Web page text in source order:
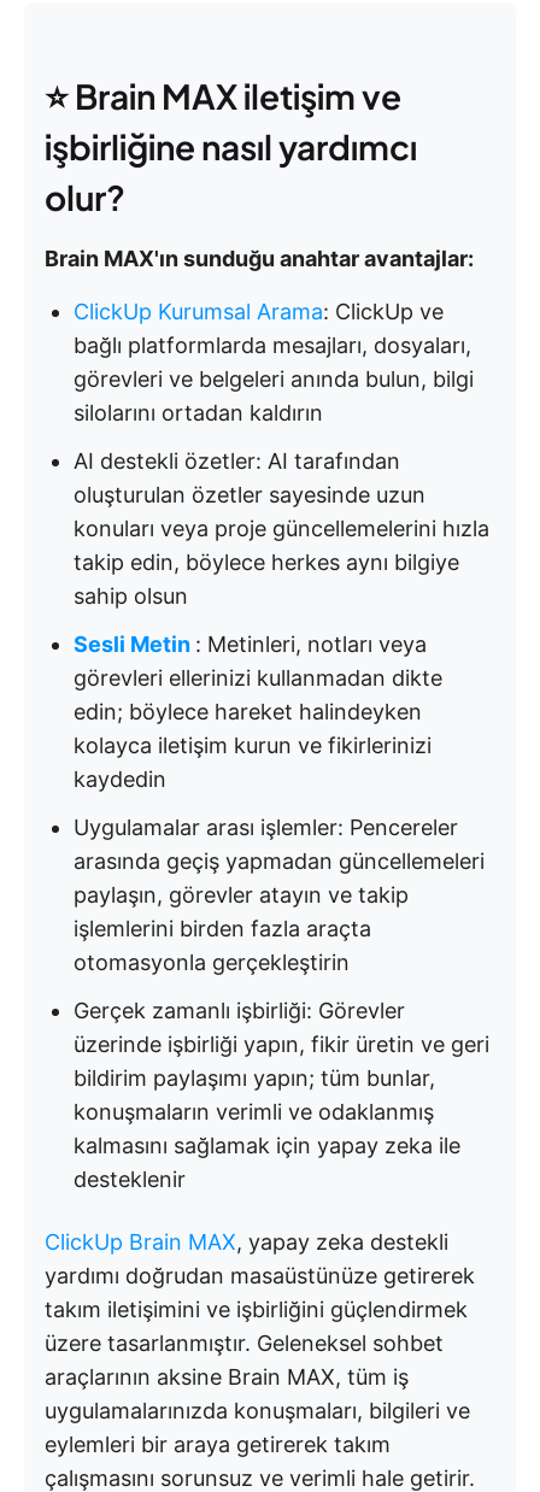
⭐ Brain MAX iletişim ve
işbirliğine nasıl yardımcı
olur?
Brain MAX'ın sunduğu anahtar avantajlar:
ClickUp Kurumsal Arama: ClickUp ve
bağlı platformlarda mesajları, dosyaları,
görevleri ve belgeleri anında bulun, bilgi
silolarını ortadan kaldırın
AI destekli özetler: AI tarafından
oluşturulan özetler sayesinde uzun
konuları veya proje güncellemelerini hızla
takip edin, böylece herkes aynı bilgiye
sahip olsun
Sesli Metin : Metinleri, notları veya
görevleri ellerinizi kullanmadan dikte
edin; böylece hareket halindeyken
kolayca iletişim kurun ve fikirlerinizi
kaydedin
Uygulamalar arası işlemler: Pencereler
arasında geçiş yapmadan güncellemeleri
paylaşın, görevler atayın ve takip
işlemlerini birden fazla araçta
otomasyonla gerçekleştirin
Gerçek zamanlı işbirliği: Görevler
üzerinde işbirliği yapın, fikir üretin ve geri
bildirim paylaşımı yapın; tüm bunlar,
konuşmaların verimli ve odaklanmış
kalmasını sağlamak için yapay zeka ile
desteklenir
ClickUp Brain MAX, yapay zeka destekli
yardımı doğrudan masaüstünüze getirerek
takım iletişimini ve işbirliğini güçlendirmek
üzere tasarlanmıştır. Geleneksel sohbet
araçlarının aksine Brain MAX, tüm iş
uygulamalarınızda konuşmaları, bilgileri ve
eylemleri bir araya getirerek takım
çalışmasını sorunsuz ve verimli hale getirir.